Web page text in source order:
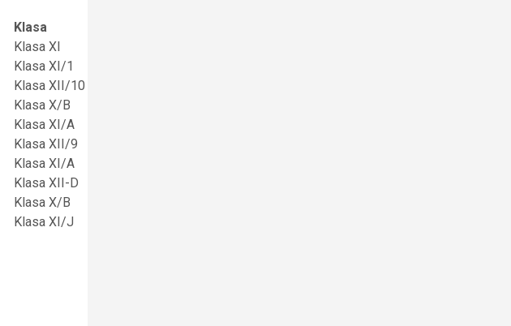
Klasa
Klasa XI
Klasa XI/1
Klasa XII/10
Klasa X/B
Klasa XI/A
Klasa XII/9
Klasa XI/A
Klasa XII-D
Klasa X/B
Klasa XI/J